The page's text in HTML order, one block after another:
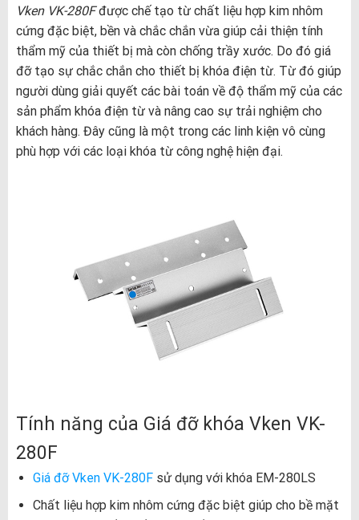
Vken VK-280Fđược chế tạo từ chất liệu hợp kim nhôm
cứng đặc biệt, bền và chắc chắn vừa giúp cải thiện tính
thẩm mỹ của thiết bị mà còn chống trầy xước. Do đó giá
đỡ tạo sự chắc chắn cho thiết bị khóa điện từ. Từ đó giúp
người dùng giải quyết các bài toán về độ thẩm mỹ của các
sản phẩm khóa điện từ và nâng cao sự trải nghiệm cho
khách hàng. Đây cũng là một trong các linh kiện vô cùng
phù hợp với các loại khóa từ công nghệ hiện đại.
Tính năng của Giá đỡ khóa Vken VK-
280F
Giá đỡ Vken VK-280Fsử dụng với khóa EM-280LS
Chất liệu hợp kim nhôm cứng đặc biệt giúp cho bề mặt